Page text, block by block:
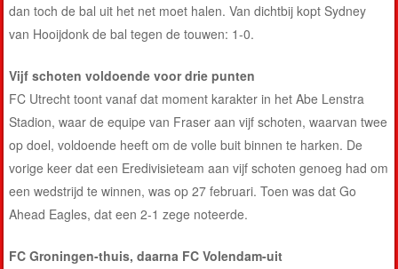
dan toch de bal uit het net moet halen. Van dichtbij kopt Sydney
van Hooijdonk de bal tegen de touwen: 1-0.
Vijf schoten voldoende voor drie punten
FC Utrecht toont vanaf dat moment karakter in het Abe Lenstra
Stadion, waar de equipe van Fraser aan vijf schoten, waarvan twee
op doel, voldoende heeft om de volle buit binnen te harken. De
vorige keer dat een Eredivisieteam aan vijf schoten genoeg had om
een wedstrijd te winnen, was op 27 februari. Toen was dat Go
Ahead Eagles, dat een 2-1 zege noteerde.
FC Groningen-thuis, daarna FC Volendam-uit